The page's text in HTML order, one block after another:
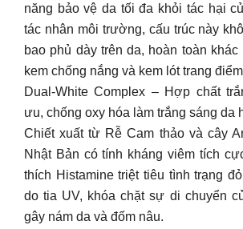
năng bảo vệ da tối đa khỏi tác hại
tác nhân môi trường, cấu trúc này
bao phủ dày trên da, hoàn toàn
kem chống nắng và kem lót trang
Dual-White Complex – Hợp chất
ưu, chống oxy hóa làm trắng sáng da
Chiết xuất từ Rễ Cam thảo và cây
Nhật Bản có tính kháng viêm tích
thích Histamine triệt tiêu tình trạng
do tia UV, khóa chặt sự di chuyển
gây nám da và đốm nâu.